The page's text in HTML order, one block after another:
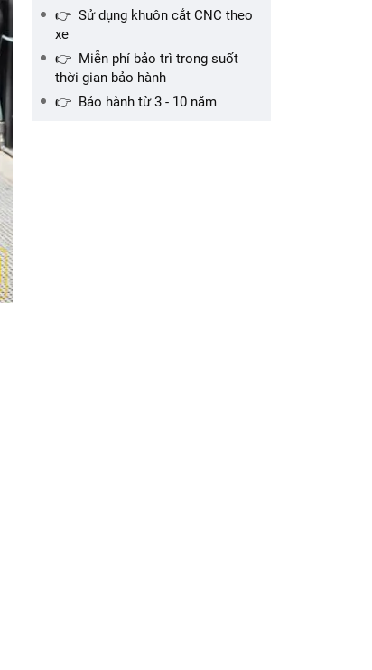
👉 Sử dụng khuôn cắt CNC theo
xe
👉 Miễn phí bảo trì trong suốt
thời gian bảo hành
👉 Bảo hành từ 3 - 10 năm